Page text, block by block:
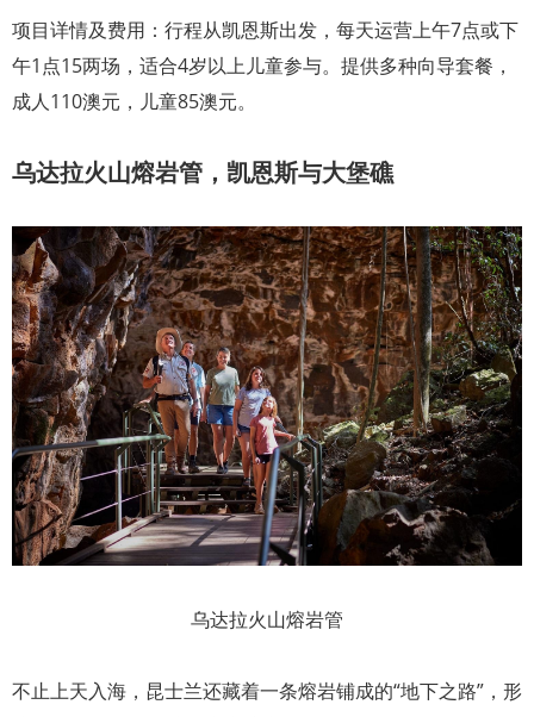
项目详情及费用：行程从凯恩斯出发，每天运营上午7点或下
午1点15两场，适合4岁以上儿童参与。提供多种向导套餐，
成人110澳元，儿童85澳元。
乌达拉火山熔岩管，凯恩斯与大堡礁
乌达拉火山熔岩管
不止上天入海，昆士兰还藏着一条熔岩铺成的“地下之路”，形